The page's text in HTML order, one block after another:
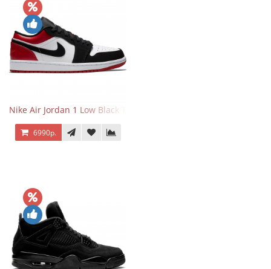
Nike Air Jordan 1 Low Black Toe
6990р.